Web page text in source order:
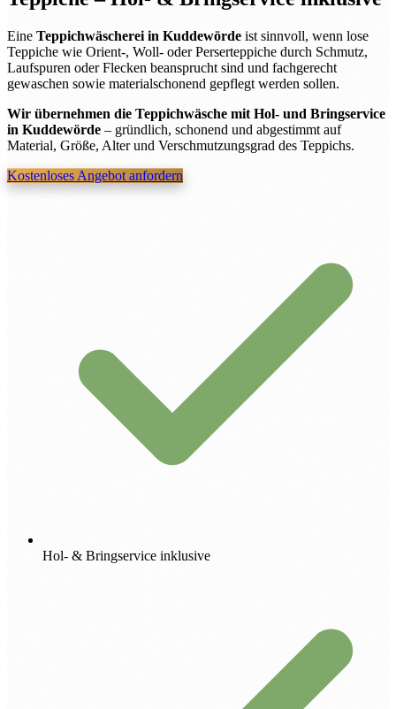
Eine Teppichwäscherei in Kuddewörde ist sinnvoll, wenn lose
Teppiche wie Orient-, Woll- oder Perserteppiche durch Schmutz,
Laufspuren oder Flecken beansprucht sind und fachgerecht
gewaschen sowie materialschonend gepflegt werden sollen.
Wir übernehmen die Teppichwäsche mit Hol- und Bringservice
in Kuddewörde– gründlich, schonend und abgestimmt auf
Material, Größe, Alter und Verschmutzungsgrad des Teppichs.
Kostenloses Angebot anfordern
Hol- & Bringservice inklusive